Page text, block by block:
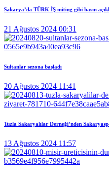
Sakarya’da TÜRK İŞ miting gibi basın
21 Ağustos 2024 00:31
Sultanlar sezona başladı
20 Ağustos 2024 11:41
Tuzla Sakaryalılar Derneği’nden
13 Ağustos 2024 11:57